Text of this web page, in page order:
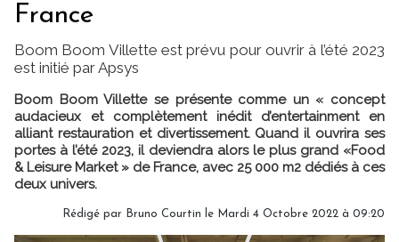
France
Boom Boom Villette est prévu pour ouvrir à l’été 2023
est initié par Apsys
Boom Boom Villette se présente comme un « concept
audacieux et complètement inédit d’entertainment en
alliant restauration et divertissement. Quand il ouvrira ses
portes à l’été 2023, il deviendra alors le plus grand «Food
& Leisure Market » de France, avec 25 000 m2 dédiés à ces
deux univers.
Rédigé par Bruno Courtin le Mardi 4 Octobre 2022 à 09:20